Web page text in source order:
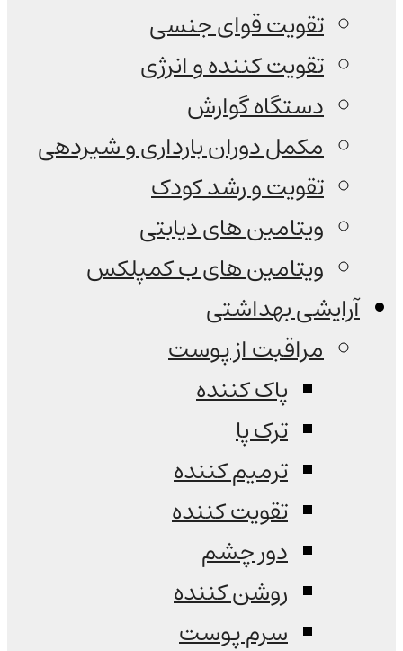
تقویت قوای جنسی
تقویت کننده و انرژی
دستگاه گوارش
مکمل دوران بارداری و شیردهی
تقویت و رشد کودک
ویتامین های دیابتی
ویتامین های ب کمپلکس
آرایشی بهداشتی
مراقبت از پوست
پاک کننده
ترک پا
ترمیم کننده
تقویت کننده
دور چشم
روشن کننده
سرم پوست